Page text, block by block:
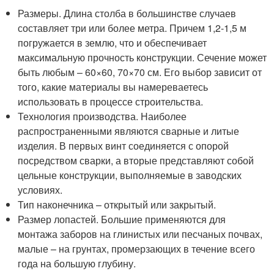
Размеры. Длина столба в большинстве случаев
составляет три или более метра. Причем 1,2-1,5 м
погружается в землю, что и обеспечивает
максимальную прочность конструкции. Сечение может
быть любым – 60×60, 70×70 см. Его выбор зависит от
того, какие материалы вы намереваетесь
использовать в процессе строительства.
Технология производства. Наиболее
распространенными являются сварные и литые
изделия. В первых винт соединяется с опорой
посредством сварки, а вторые представляют собой
цельные конструкции, выполняемые в заводских
условиях.
Тип наконечника – открытый или закрытый.
Размер лопастей. Большие применяются для
монтажа заборов на глинистых или песчаных почвах,
малые – на грунтах, промерзающих в течение всего
года на большую глубину.